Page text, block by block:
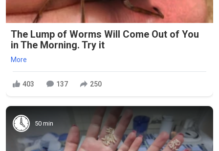
The Lump of Worms Will Come Out of You
in The Morning. Try it
More
403 137 250
50 min